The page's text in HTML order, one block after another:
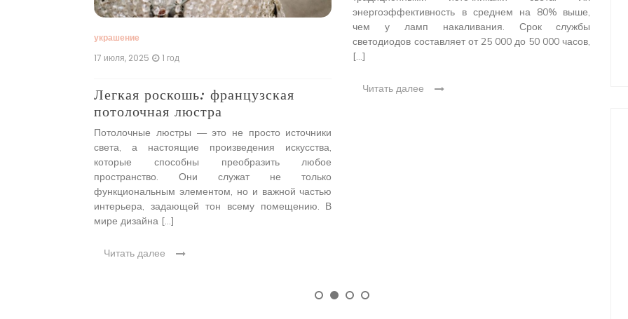
украшение
17 июля, 2025 1 год
Легкая роскошь: французская
потолочная люстра
Потолочные люстры — это не просто источники
света, а настоящие произведения искусства,
которые способны преобразить любое
пространство. Они служат не только
функциональным элементом, но и важной частью
интерьера, задающей тон всему помещению. В
мире дизайна […]
Читать далее
энергоэффективность в среднем на 80% выше,
чем у ламп накаливания. Срок службы
светодиодов составляет от 25 000 до 50 000 часов,
[…]
Читать далее